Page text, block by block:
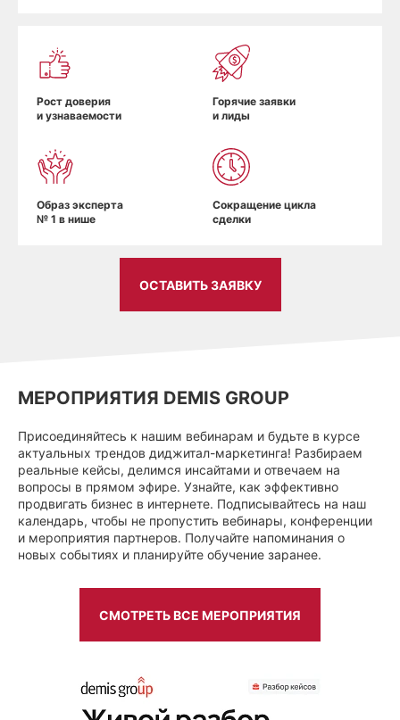
Рост доверия
и узнаваемости
Горячие заявки
и лиды
Образ эксперта
№ 1 в нише
Сокращение цикла
сделки
ОСТАВИТЬ ЗАЯВКУ
МЕРОПРИЯТИЯ DEMIS GROUP
Присоединяйтесь к нашим вебинарам и будьте в курсе
актуальных трендов диджитал-маркетинга! Разбираем
реальные кейсы, делимся инсайтами и отвечаем на
вопросы в прямом эфире. Узнайте, как эффективно
продвигать бизнес в интернете. Подписывайтесь на наш
календарь, чтобы не пропустить вебинары, конференции
и мероприятия партнеров. Получайте напоминания о
новых событиях и планируйте обучение заранее.
СМОТРЕТЬ ВСЕ МЕРОПРИЯТИЯ